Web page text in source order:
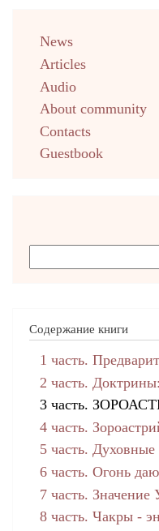
english
News
Articles
Audio
About community
Contacts
Guestbook
Содержание книги
1 часть.
2 часть.
3 часть.
4 часть.
5 часть.
6 часть. Огонь
7 часть. Значение
8 часть. Чакры -